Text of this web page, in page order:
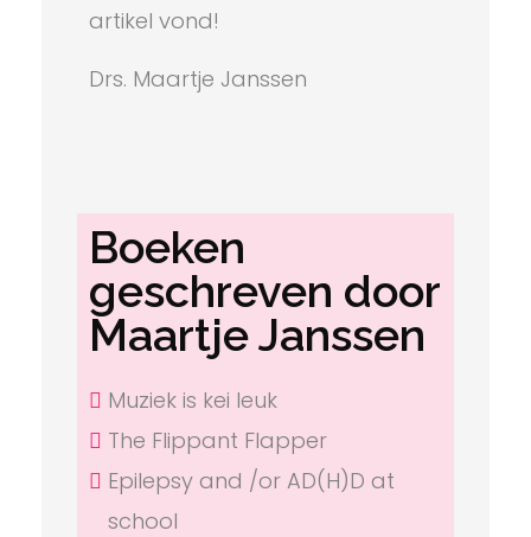
artikel vond!
Drs. Maartje Janssen
Boeken
geschreven door
Maartje Janssen
Muziek is kei leuk
The Flippant Flapper
Epilepsy and /or AD(H)D at
school